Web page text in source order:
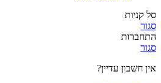
סל קניות
סגור
התחברות
סגור
אין חשבון עדיין?